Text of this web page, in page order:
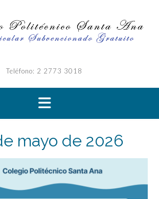
Teléfono: 2 2773 3018
mayo de 2026